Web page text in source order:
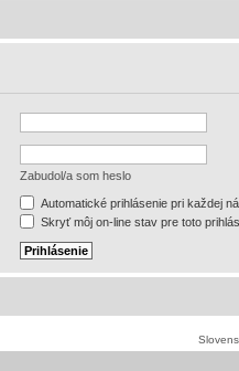
Zabudol/a som heslo
Automatické prihlásenie pri každej
Skryť môj on-line stav pre toto